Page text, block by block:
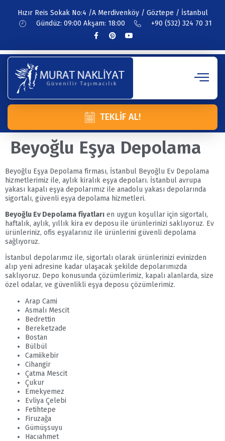
Hızır Reis Sokak No:4 /A Merdivenköy / Göztepe / İstanbul
Gündüz: 09:00 Akşam: 18:00
+90 (532) 324 70 31
TEKLIF AL!
Beyoğlu Eşya Depolama
Beyoğlu Eşya Depolama firması, İstanbul Beyoğlu Ev Depolama
hizmetlerimiz ile, aylık kiralık eşya depoları. İstanbul avrupa
yakası kapalı eşya depolarımız ile anadolu yakası depolarında
sigortalı, güvenli eşya depolama hizmetleri.
Beyoğlu Ev Depolama fiyatları en uygun koşullar için sigortalı,
haftalık, aylık, yıllık kira ev deposu ile ürünlerinizi saklıyoruz. Ev
ürünleriniz, ofis eşyalarınız ile ürünlerini güvenli depolama
sağlıyoruz.
İstanbul depolarımız ile, sigortalı olarak ürünlerinizi evinizden
alıp yeni adresine kadar ulaşacak şekilde depolarımızda
saklıyoruz. Depo konusunda çözümlerimiz, kapalı alanlarda, size
özel odalar, ve güvenlikli eşya deposu çözümlerimiz.
Arap Cami
Asmalı Mescit
Bedrettin
Bereketzade
Bostan
Bülbül
Camiikebir
Cihangir
Çatma Mescit
Çukur
Emekyemez
Evliya Çelebi
Fetihtepe
Firuzağa
Gümüşsuyu
Hacıahmet